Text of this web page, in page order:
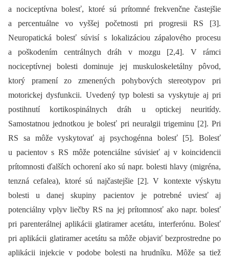
a nociceptívna bolesť, ktoré sú prítomné frekvenčne častejšie
a percentuálne vo vyššej početnosti pri progresii RS [3].
Neuropatická bolesť súvisí s lokalizáciou zápalového procesu
a poškodením centrálnych dráh v mozgu [2,4]. V rámci
nociceptívnej bolesti dominuje jej muskuloskeletálny pôvod,
ktorý pramení zo zmenených pohybových stereotypov pri
motorickej dysfunkcii. Uvedený typ bolesti sa vyskytuje aj pri
postihnutí kortikospinálnych dráh u optickej neuritídy.
Samostatnou jednotkou je bolesť pri neuralgii trigeminu [2]. Pri
RS sa môže vyskytovať aj psychogénna bolesť [5]. Bolesť
u pacientov s RS môže potenciálne súvisieť aj v koincidencii
prítomnosti ďalších ochorení ako sú napr. bolesti hlavy (migréna,
tenzná cefalea), ktoré sú najčastejšie [2]. V kontexte výskytu
bolesti u danej skupiny pacientov je potrebné uviesť aj
potenciálny vplyv liečby RS na jej prítomnosť ako napr. bolesť
pri parenterálnej aplikácii glatiramer acetátu, interferónu. Bolesť
pri aplikácii glatiramer acetátu sa môže objaviť bezprostredne po
aplikácii injekcie v podobe bolesti na hrudníku. Môže sa tiež